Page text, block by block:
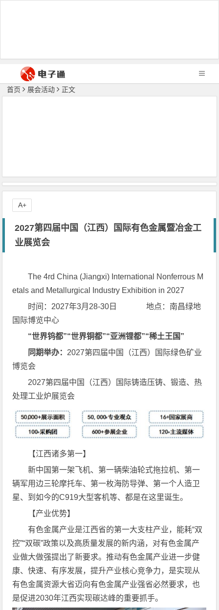
首页 展会活动 正文
2027第四届中国（江西）国际有色金属暨冶金工
业展览会
The 4rd China (Jiangxi) International Nonferrous M
etals and Metallurgical Industry Exhibition in 2027
时间：2027年3月28-30日 地点：南昌绿地
国际博览中心
“世界钨都”“世界铜都”“亚洲锂都”“稀土王国”
同期举办： 2027第四届中国（江西）国际绿色矿业
博览会
2027第四届中国（江西）国际铸造压铸、锻造、热
处理工业炉展览会
【江西诸多第一】
新中国第一架飞机、第一辆柴油轮式拖拉机、第一
辆军用边三轮摩托车、第一枚海防导弹、第一个人造卫
星、到如今的C919大型客机等、都是在这里诞生。
【产业优势】
有色金属产业是江西省的第一大支柱产业，能耗“双
控”“双碳”政策以及高质量发展的新内涵，对有色金属产
业做大做强提出了新要求。推动有色金属产业进一步健
康、快速、有序发展，提升产业核心竞争力，是实现从
有色金属资源大省迈向有色金属产业强省必然要求，也
是促进2030年江西实现碳达峰的重要抓手。
A+